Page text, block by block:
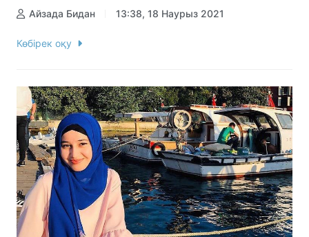
Айзада Бидан 13:38, 18 Наурыз 2021
Көбірек оқу